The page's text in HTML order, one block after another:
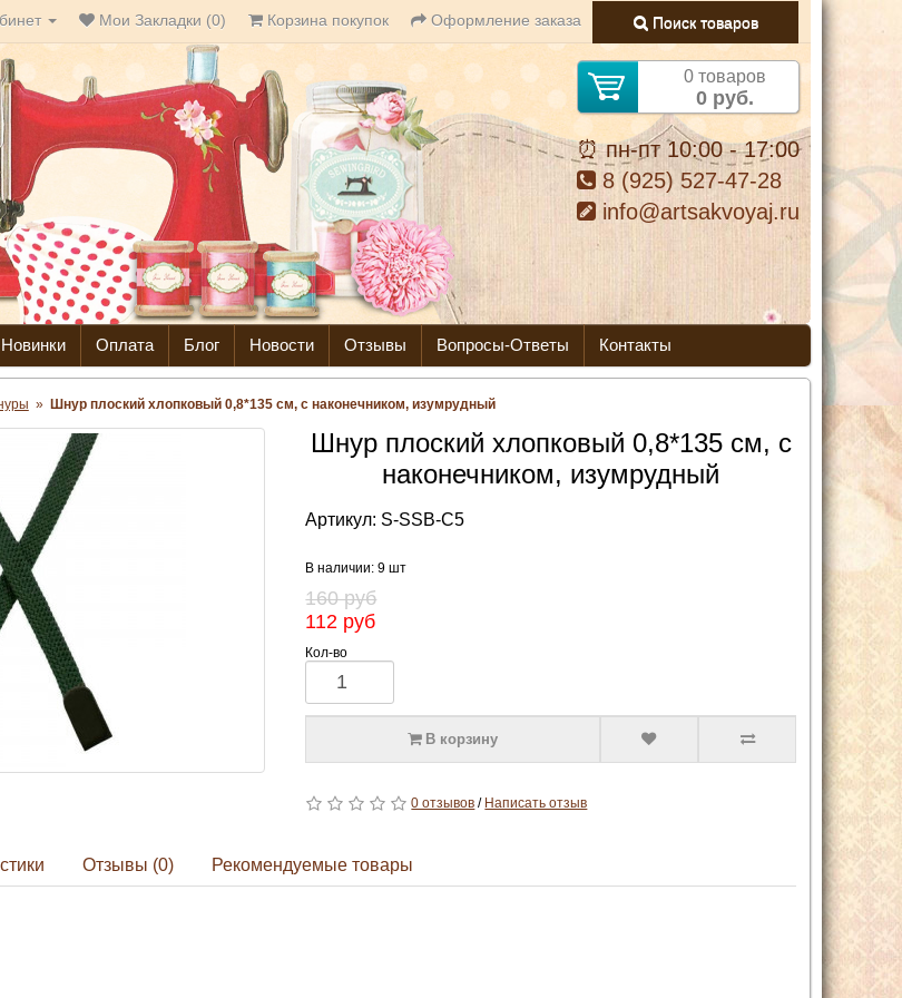
Мои Закладки (0) Корзина покупок Оформление заказа Поиск товаров
0 товаров
0 руб.
⏰ пн-пт 10:00 - 17:00
8 (925) 527-47-28
info@artsakvoyaj.ru
Новинки Оплата Блог Новости Отзывы Вопросы-Ответы Контакты
» Шнур плоский хлопковый 0,8*135 см, с наконечником, изумрудный
Шнур плоский хлопковый 0,8*135 см, с
наконечником, изумрудный
Артикул: S-SSB-C5
В наличии: 9 шт
160 руб
112 руб
Кол-во
В корзину
0 отзывов / Написать отзыв
Отзывы (0) Рекомендуемые товары